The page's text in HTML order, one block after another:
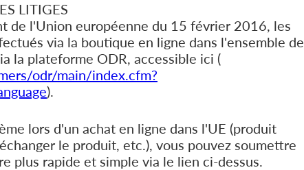
LITIGES
de l'Union européenne du 15 février 2016, les
via la boutique en ligne dans l'ensemble de
la plateforme ODR, accessible ici (
odr/main/index.cfm?
).
lors d'un achat en ligne dans l'UE (produit
le produit, etc.), vous pouvez soumettre
plus rapide et simple via le lien ci-dessus.